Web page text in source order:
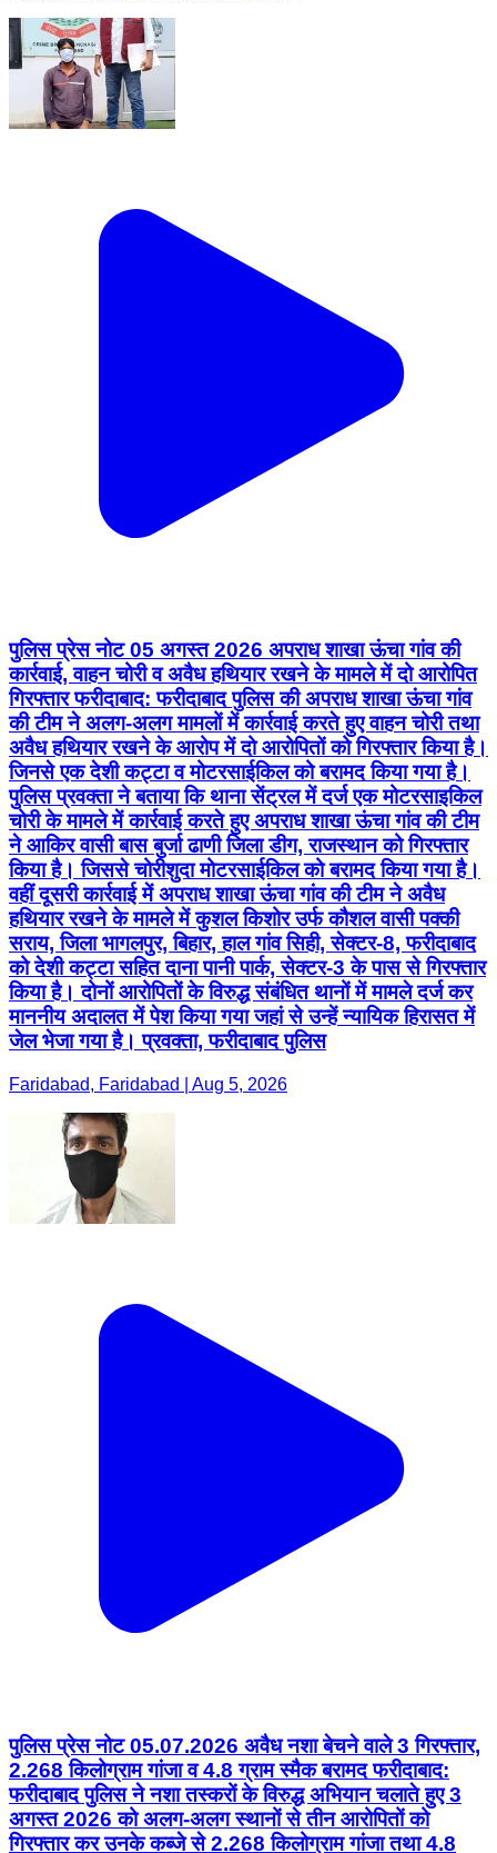
पुलिस प्रेस नोट 05 अगस्त 2026 अपराध शाखा ऊंचा गांव की
कार्रवाई, वाहन चोरी व अवैध हथियार रखने के मामले में दो आरोपित
गिरफ्तार फरीदाबाद: फरीदाबाद पुलिस की अपराध शाखा ऊंचा गांव
की टीम ने अलग-अलग मामलों में कार्रवाई करते हुए वाहन चोरी तथा
अवैध हथियार रखने के आरोप में दो आरोपितों को गिरफ्तार किया है।
जिनसे एक देशी कट्टा व मोटरसाईकिल को बरामद किया गया है।
पुलिस प्रवक्ता ने बताया कि थाना सेंट्रल में दर्ज एक मोटरसाइकिल
चोरी के मामले में कार्रवाई करते हुए अपराध शाखा ऊंचा गांव की टीम
ने आकिर वासी बास बुर्जा ढाणी जिला डीग, राजस्थान को गिरफ्तार
किया है। जिससे चोरीशुदा मोटरसाईकिल को बरामद किया गया है।
वहीं दूसरी कार्रवाई में अपराध शाखा ऊंचा गांव की टीम ने अवैध
हथियार रखने के मामले में कुशल किशोर उर्फ कौशल वासी पक्की
सराय, जिला भागलपुर, बिहार, हाल गांव सिही, सेक्टर-8, फरीदाबाद
को देशी कट्टा सहित दाना पानी पार्क, सेक्टर-3 के पास से गिरफ्तार
किया है। दोनों आरोपितों के विरुद्ध संबंधित थानों में मामले दर्ज कर
माननीय अदालत में पेश किया गया जहां से उन्हें न्यायिक हिरासत में
जेल भेजा गया है। प्रवक्ता, फरीदाबाद पुलिस
Faridabad, Faridabad | Aug 5, 2026
पुलिस प्रेस नोट 05.07.2026 अवैध नशा बेचने वाले 3 गिरफ्तार,
2.268 किलोग्राम गांजा व 4.8 ग्राम स्मैक बरामद फरीदाबाद:
फरीदाबाद पुलिस ने नशा तस्करों के विरुद्ध अभियान चलाते हुए 3
अगस्त 2026 को अलग-अलग स्थानों से तीन आरोपितों को
गिरफ्तार कर उनके कब्जे से 2.268 किलोग्राम गांजा तथा 4.8